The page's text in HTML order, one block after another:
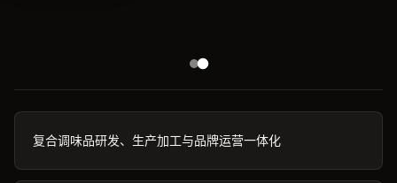
复合调味品研发、生产加工与品牌运营一体化